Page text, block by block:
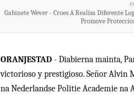
Gabinete Wever - Croes A Realisa Diferente
Promove
ORANJESTAD - Diabierna mainta,
victorioso y prestigioso. Señor Alvin
na Nederlandse Politie Academie